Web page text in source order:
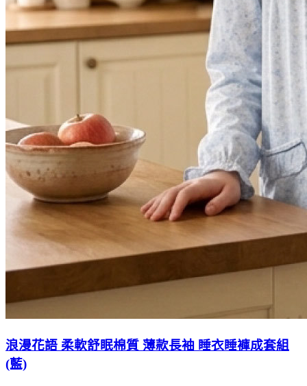
浪漫花語 柔軟舒眠棉質 薄款長袖 睡衣睡褲成套組
(藍)